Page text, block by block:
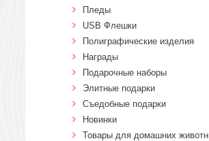
Пледы
USB Флешки
Полиграфические изделия
Награды
Подарочные наборы
Элитные подарки
Cъедобные подарки
Новинки
Товары для домашних